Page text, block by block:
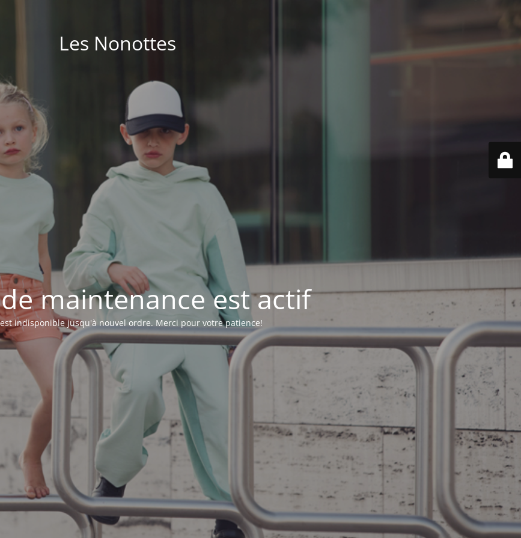
Les Nonottes
maintenance est actif
indisponible jusqu'à nouvel ordre. Merci pour votre patience!